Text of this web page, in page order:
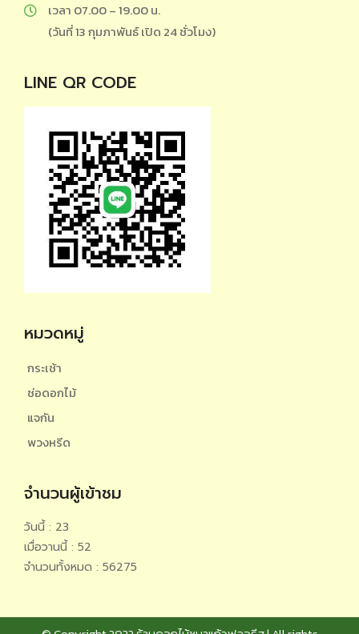
เวลา 07.00 – 19.00 น.
(วันที่ 13 กุมภาพันธ์ เปิด 24 ชั่วโมง)
LINE QR CODE
หมวดหมู่
กระเช้า
ช่อดอกไม้
แจกัน
พวงหรีด
จำนวนผู้เข้าชม
วันนี้ : 23
เมื่อวานนี้ : 52
จำนวนทั้งหมด : 56275